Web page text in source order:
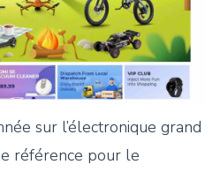
sur l’électronique grand
référence pour le